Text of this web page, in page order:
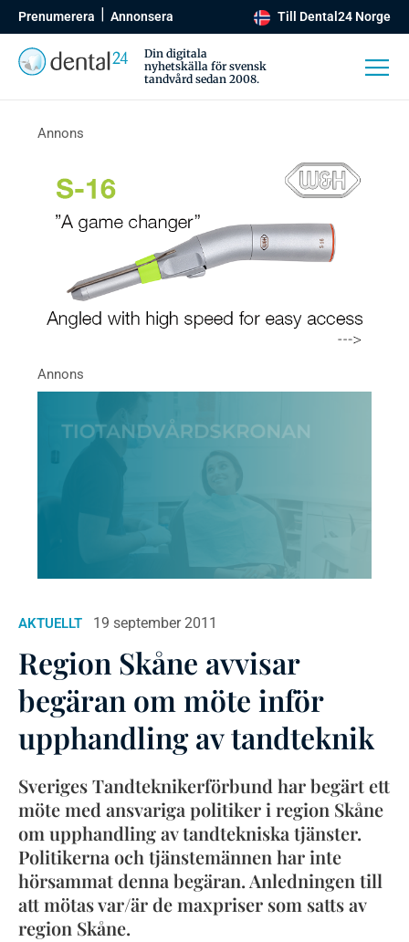
Prenumerera Annonsera Till Dental24 Norge
Din digitala
nyhetskälla för svensk
tandvård sedan 2008.
AKTUELLT 19 september 2011
Region Skåne avvisar
begäran om möte inför
upphandling av tandteknik
Sveriges Tandteknikerförbund har begärt ett
möte med ansvariga politiker i region Skåne
om upphandling av tandtekniska tjänster.
Politikerna och tjänstemännen har inte
hörsammat denna begäran. Anledningen till
att mötas var/är de maxpriser som satts av
region Skåne.